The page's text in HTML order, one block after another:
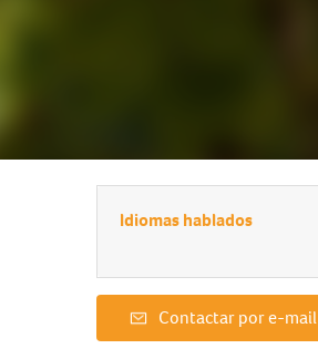
Idiomas hablados
Contactar por e-mail